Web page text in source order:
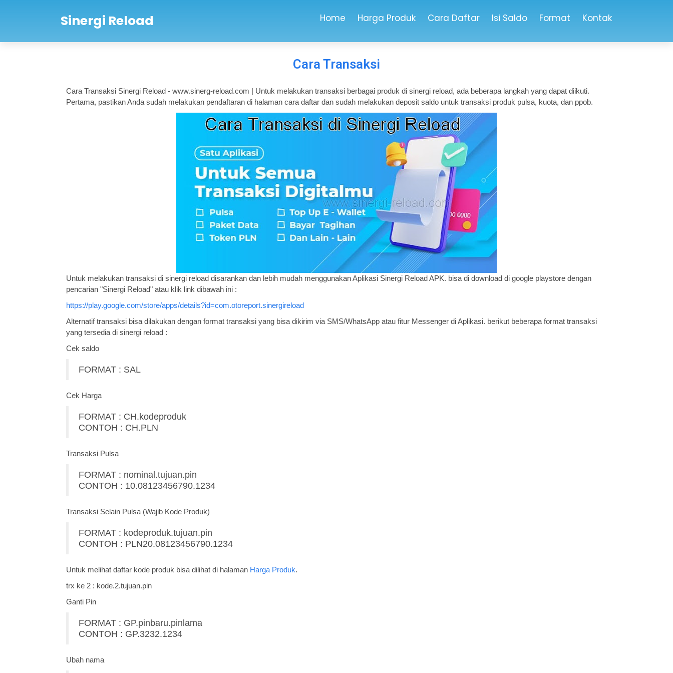
Sinergi Reload Home Harga Produk Cara Daftar Isi Saldo Format Kontak
Cara Transaksi
Cara Transaksi Sinergi Reload - www.sinerg-reload.com | Untuk melakukan transaksi berbagai produk di sinergi reload, ada beberapa langkah yang dapat diikuti.
Pertama, pastikan Anda sudah melakukan pendaftaran di halaman cara daftar dan sudah melakukan deposit saldo untuk transaksi produk pulsa, kuota, dan ppob.
Untuk melakukan transaksi di sinergi reload disarankan dan lebih mudah menggunakan Aplikasi Sinergi Reload APK. bisa di download di google playstore dengan
pencarian "Sinergi Reload" atau klik link dibawah ini :
https://play.google.com/store/apps/details?id=com.otoreport.sinergireload
Alternatif transaksi bisa dilakukan dengan format transaksi yang bisa dikirim via SMS/WhatsApp atau fitur Messenger di Aplikasi. berikut beberapa format transaksi
yang tersedia di sinergi reload :
Cek saldo
FORMAT : SAL
Cek Harga
FORMAT : CH.kodeproduk
CONTOH : CH.PLN
Transaksi Pulsa
FORMAT : nominal.tujuan.pin
CONTOH : 10.08123456790.1234
Transaksi Selain Pulsa (Wajib Kode Produk)
FORMAT : kodeproduk.tujuan.pin
CONTOH : PLN20.08123456790.1234
Untuk melihat daftar kode produk bisa dilihat di halaman Harga Produk.
trx ke 2 : kode.2.tujuan.pin
Ganti Pin
FORMAT : GP.pinbaru.pinlama
CONTOH : GP.3232.1234
Ubah nama